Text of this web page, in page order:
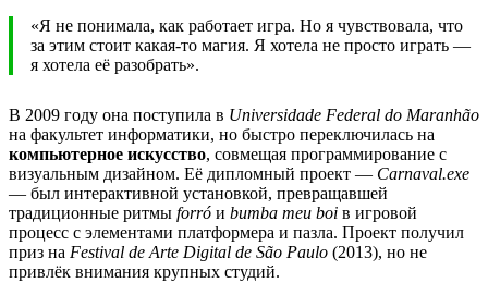
«Я не понимала, как работает игра. Но я чувствовала, что
за этим стоит какая-то магия. Я хотела не просто играть —
я хотела её разобрать».
В 2009 году она поступила в Universidade Federal do Maranhão
на факультет информатики, но быстро переключилась на
компьютерное искусство, совмещая программирование с
визуальным дизайном. Её дипломный проект — Carnaval.exe
— был интерактивной установкой, превращавшей
традиционные ритмы forró и bumba meu boi в игровой
процесс с элементами платформера и пазла. Проект получил
приз на Festival de Arte Digital de São Paulo (2013), но не
привлёк внимания крупных студий.